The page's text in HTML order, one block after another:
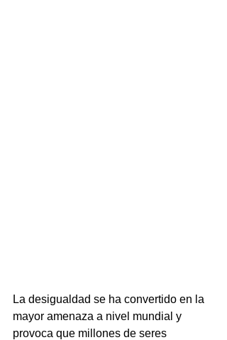
La desigualdad se ha convertido en la
mayor amenaza a nivel mundial y
provoca que millones de seres